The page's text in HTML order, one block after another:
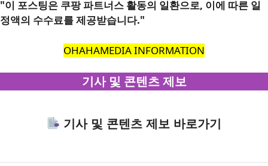
"이 포스팅은 쿠팡 파트너스 활동의 일환으로, 이에 따른 일
정액의 수수료를 제공받습니다."
OHAHAMEDIA INFORMATION
기사 및 콘텐츠 제보
기사 및 콘텐츠 제보 바로가기